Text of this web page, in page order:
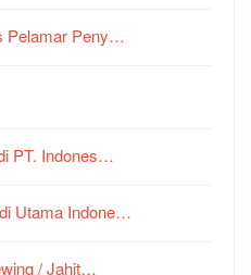
Pelamar Peny…
PT. Indones…
Utama Indone…
/ Jahit…